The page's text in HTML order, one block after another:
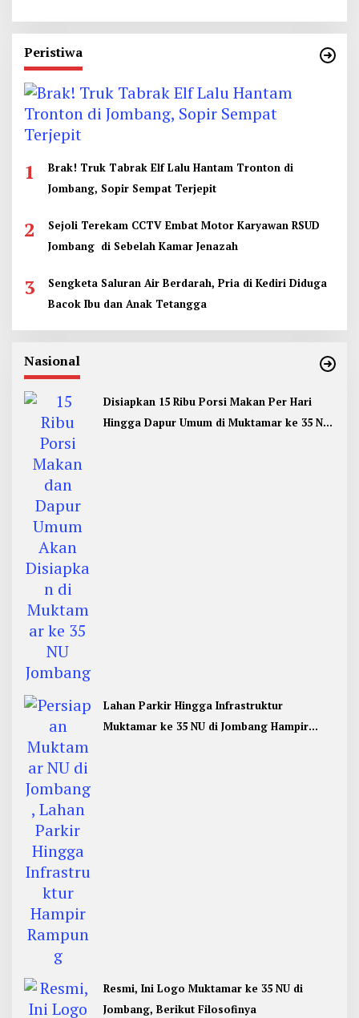
Peristiwa
1
Brak! Truk Tabrak Elf Lalu Hantam Tronton di
Jombang, Sopir Sempat Terjepit
2
Sejoli Terekam CCTV Embat Motor Karyawan RSUD
Jombang di Sebelah Kamar Jenazah
3
Sengketa Saluran Air Berdarah, Pria di Kediri Diduga
Bacok Ibu dan Anak Tetangga
Nasional
Disiapkan 15 Ribu Porsi Makan Per Hari
Hingga Dapur Umum di Muktamar ke 35 NU
Lahan Parkir Hingga Infrastruktur
Muktamar ke 35 NU di Jombang Hampir
Resmi, Ini Logo Muktamar ke 35 NU di
Jombang, Berikut Filosofinya